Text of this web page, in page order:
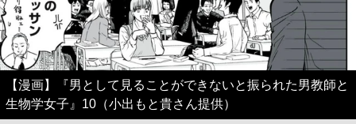
【漫画】『男として見ることができないと振られた男教師と
生物学女子』10（小出もと貴さん提供）